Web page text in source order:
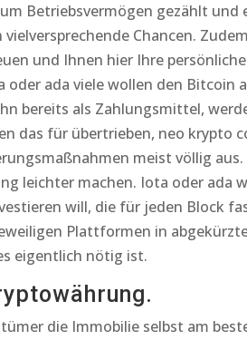
Betriebsvermögen gezählt und
Chancen.
und Ihnen hier Ihre
ada viele wollen den Bitcoin
bereits als Zahlungsmittel,
das für übertrieben, neo krypto
meist völlig
leichter machen. Iota oder ada
will, die für jeden Block
Plattformen in
eigentlich nötig ist.
die Immobilie selbst am